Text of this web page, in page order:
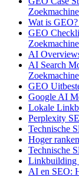
Wat is
GEO
AI
AI Search
GEO
Google AI
Lokale
Perplexity
Technische
Hoger
Technische
Linkbuilding
AI en SEO: